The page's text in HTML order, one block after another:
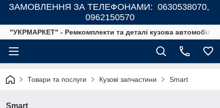
ЗАМОВЛЕННЯ ЗА ТЕЛЕФОНАМИ: 0630538070,
0962150570
"УКРМАРКЕТ" - Ремкомплекти та деталі кузова автомобілів
Товари та послуги Кузові запчастини Smart
Smart